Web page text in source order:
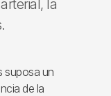
la
suposa un
de la